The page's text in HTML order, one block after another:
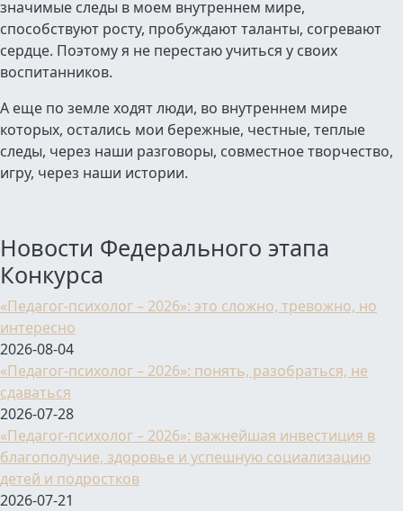
значимые следы в моем внутреннем мире,
способствуют росту, пробуждают таланты, согревают
сердце. Поэтому я не перестаю учиться у своих
воспитанников.
А еще по земле ходят люди, во внутреннем мире
которых, остались мои бережные, честные, теплые
следы, через наши разговоры, совместное творчество,
игру, через наши истории.
Новости Федерального этапа
Конкурса
«Педагог-психолог – 2026»: это сложно, тревожно, но
интересно
2026-08-04
«Педагог-психолог – 2026»: понять, разобраться, не
сдаваться
2026-07-28
«Педагог-психолог – 2026»: важнейшая инвестиция в
благополучие, здоровье и успешную социализацию
детей и подростков
2026-07-21